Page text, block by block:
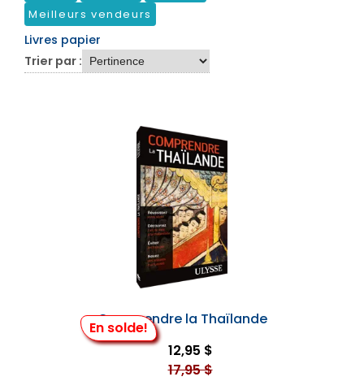
Meilleurs vendeurs
Livres papier
Trier par :
En solde!
Comprendre la Thaïlande
12,95 $
17,95 $